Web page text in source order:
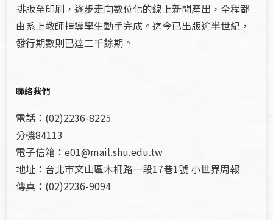
排版至印刷，逐步走向數位化的線上新聞產出，全程都
由系上教師指導學生動手完成。迄今已出版逾半世紀，
發行期數則已達二千餘期。
聯絡我們
電話：(02)2236-8225
分機84113
電子信箱：e01@mail.shu.edu.tw
地址：台北市文山區木柵路一段17巷1號 小世界周報
傳真：(02)2236-9094